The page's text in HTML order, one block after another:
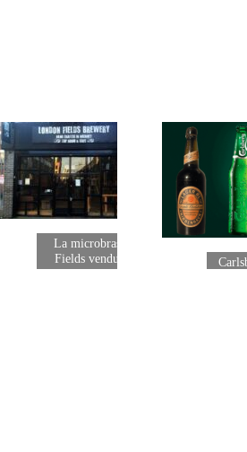
La microbrasserie London
Fields vendue à Carlsberg